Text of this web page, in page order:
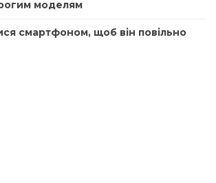
моделям
смартфоном, щоб він повільно